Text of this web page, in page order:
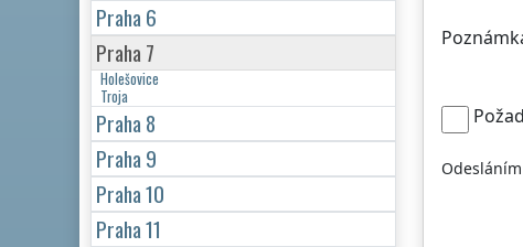
Praha 6
Praha 7
Holešovice
Troja
Praha 8
Praha 9
Praha 10
Praha 11